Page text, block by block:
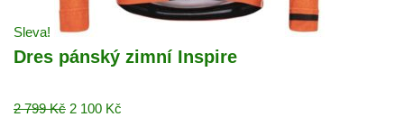
Sleva!
Dres pánský zimní Inspire
2 799Kč 2 100 Kč